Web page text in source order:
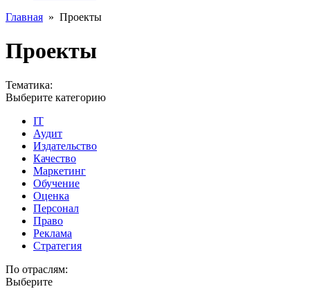
Главная » Проекты
Проекты
Тематика:
Выберите категорию
IT
Аудит
Издательство
Качество
Маркетинг
Обучение
Оценка
Персонал
Право
Реклама
Стратегия
По отраслям:
Выберите